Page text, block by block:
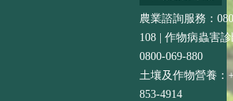
農業諮詢服務：
108 | 作物病蟲害
0800-069-880
土壤及作物營養：
853-4914